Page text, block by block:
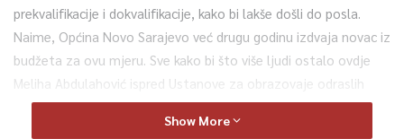
prekvalifikacije i dokvalifikacije, kako bi lakše došli do posla.
Naime, Općina Novo Sarajevo već drugu godinu izdvaja novac iz
budžeta za ovu mjeru. Sve kako bi što više ljudi ostalo ovdje
Meliha Abdulahović ispred Ustanove za obrazovaje odraslih
osoba “Nova zanimanja” kazala je kako postoji mnogo radnih
mjesta za koje nema ljudi na birou. Mi kao balans možemo
Show More